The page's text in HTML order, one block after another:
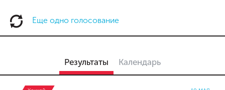
Еще одно голосование
Результаты Календарь